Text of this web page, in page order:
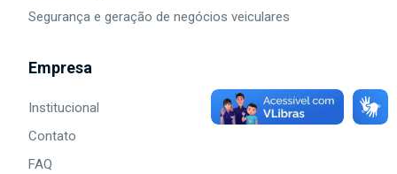
Segurança e geração de negócios veiculares
Empresa
Institucional
Contato
FAQ